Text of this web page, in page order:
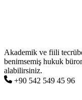
Akademik ve fiili
benimsemiş hukuk
alabilirsiniz.
+90 542 549 45 96